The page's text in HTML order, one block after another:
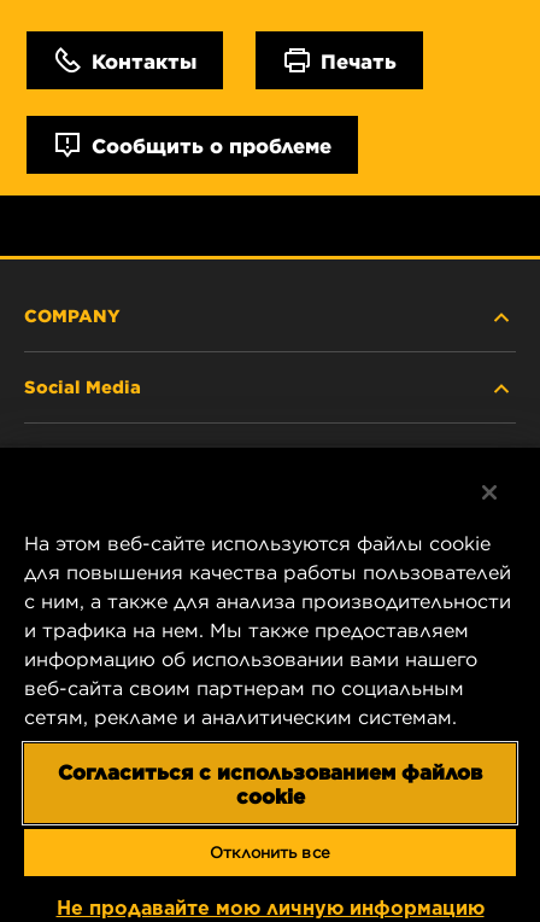
Контакты Печать
Сообщить о проблеме
COMPANY
CAREER
COMPANY STORE
DATA PRIVACY
IMPRINT
Social Media
Instagram
YouTube
1 Wix Way
P.O. Box 1967
Gastonia, NC 28054
US Product & Customer Service:
Copyright 2025 MANN+HUMMEL. All rights reserved.
На этом веб-сайте используются файлы cookie
для повышения качества работы пользователей
с ним, а также для анализа производительности
и трафика на нем. Мы также предоставляем
информацию об использовании вами нашего
веб-сайта своим партнерам по социальным
сетям, рекламе и аналитическим системам.
Согласиться с использованием файлов
cookie
Отклонить все
Не продавайте мою личную информацию